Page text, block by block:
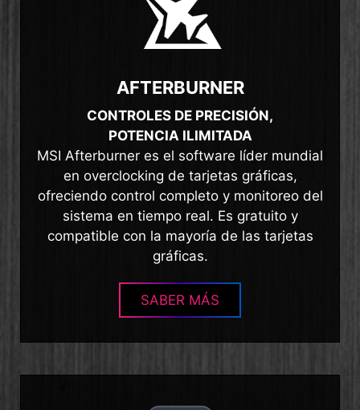
AFTERBURNER
CONTROLES DE PRECISIÓN,
POTENCIA ILIMITADA
MSI Afterburner es el software líder mundial
en overclocking de tarjetas gráficas,
ofreciendo control completo y monitoreo del
sistema en tiempo real. Es gratuito y
compatible con la mayoría de las tarjetas
gráficas.
SABER MÁS